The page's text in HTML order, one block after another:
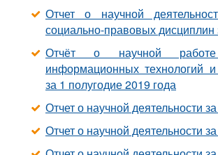
Отчет о научной
социально-правовых дисциплин
Отчёт о научной
информационных технологий и
за 1 полугодие 2019 года
Отчет о научной деятельности
Отчет о научной деятельности